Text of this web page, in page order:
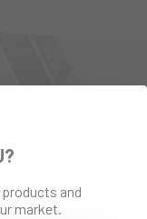
and
market.